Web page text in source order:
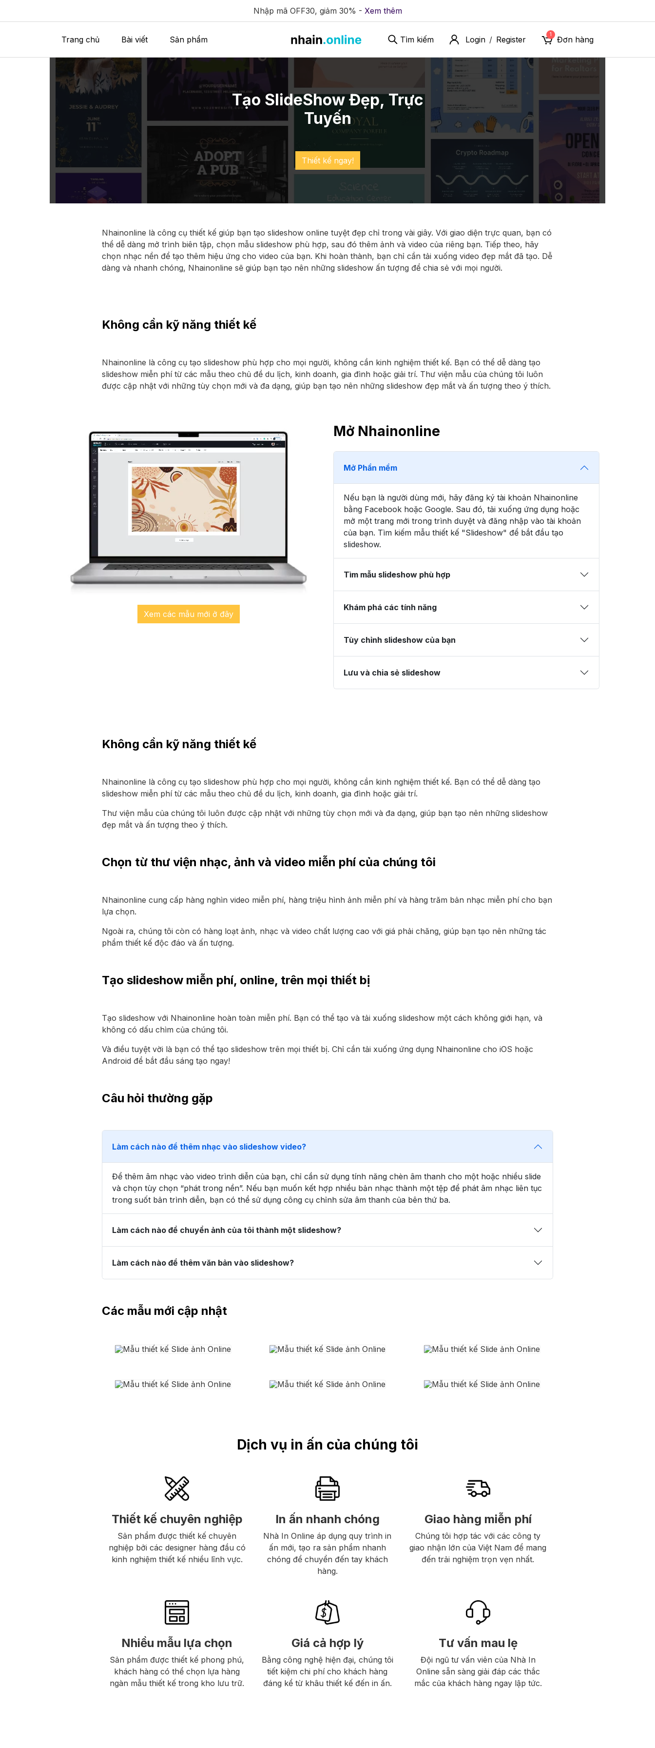
Nhập mã OFF30, giảm 30% - Xem thêm
Trang chủ Bài viết Sản phẩm Tìm kiếm Login / Register
1
Đơn hàng
Tạo SlideShow Đẹp, Trực
Tuyến
Thiết kế ngay!
Nhainonline là công cụ thiết kế giúp bạn tạo slideshow online tuyệt đẹp chỉ trong vài giây. Với giao diện trực quan, bạn có
thể dễ dàng mở trình biên tập, chọn mẫu slideshow phù hợp, sau đó thêm ảnh và video của riêng bạn. Tiếp theo, hãy
chọn nhạc nền để tạo thêm hiệu ứng cho video của bạn. Khi hoàn thành, bạn chỉ cần tải xuống video đẹp mắt đã tạo. Dễ
dàng và nhanh chóng, Nhainonline sẽ giúp bạn tạo nên những slideshow ấn tượng để chia sẻ với mọi người.
Không cần kỹ năng thiết kế
Nhainonline là công cụ tạo slideshow phù hợp cho mọi người, không cần kinh nghiệm thiết kế. Bạn có thể dễ dàng tạo
slideshow miễn phí từ các mẫu theo chủ đề du lịch, kinh doanh, gia đình hoặc giải trí. Thư viện mẫu của chúng tôi luôn
được cập nhật với những tùy chọn mới và đa dạng, giúp bạn tạo nên những slideshow đẹp mắt và ấn tượng theo ý thích.
Xem các mẫu mới ở đây
Mở Nhainonline
Mở Phần mềm
Nếu bạn là người dùng mới, hãy đăng ký tài khoản Nhainonline
bằng Facebook hoặc Google. Sau đó, tải xuống ứng dụng hoặc
mở một trang mới trong trình duyệt và đăng nhập vào tài khoản
của bạn. Tìm kiếm mẫu thiết kế "Slideshow" để bắt đầu tạo
slideshow.
Tìm mẫu slideshow phù hợp
Khám phá các tính năng
Tùy chỉnh slideshow của bạn
Lưu và chia sẻ slideshow
Không cần kỹ năng thiết kế
Nhainonline là công cụ tạo slideshow phù hợp cho mọi người, không cần kinh nghiệm thiết kế. Bạn có thể dễ dàng tạo
slideshow miễn phí từ các mẫu theo chủ đề du lịch, kinh doanh, gia đình hoặc giải trí.
Thư viện mẫu của chúng tôi luôn được cập nhật với những tùy chọn mới và đa dạng, giúp bạn tạo nên những slideshow
đẹp mắt và ấn tượng theo ý thích.
Chọn từ thư viện nhạc, ảnh và video miễn phí của chúng tôi
Nhainonline cung cấp hàng nghìn video miễn phí, hàng triệu hình ảnh miễn phí và hàng trăm bản nhạc miễn phí cho bạn
lựa chọn.
Ngoài ra, chúng tôi còn có hàng loạt ảnh, nhạc và video chất lượng cao với giá phải chăng, giúp bạn tạo nên những tác
phẩm thiết kế độc đáo và ấn tượng.
Tạo slideshow miễn phí, online, trên mọi thiết bị
Tạo slideshow với Nhainonline hoàn toàn miễn phí. Bạn có thể tạo và tải xuống slideshow một cách không giới hạn, và
không có dấu chìm của chúng tôi.
Và điều tuyệt vời là bạn có thể tạo slideshow trên mọi thiết bị. Chỉ cần tải xuống ứng dụng Nhainonline cho iOS hoặc
Android để bắt đầu sáng tạo ngay!
Câu hỏi thường gặp
Làm cách nào để thêm nhạc vào slideshow video?
Để thêm âm nhạc vào video trình diễn của bạn, chỉ cần sử dụng tính năng chèn âm thanh cho một hoặc nhiều slide
và chọn tùy chọn “phát trong nền”. Nếu bạn muốn kết hợp nhiều bản nhạc thành một tệp để phát âm nhạc liên tục
trong suốt bản trình diễn, bạn có thể sử dụng công cụ chỉnh sửa âm thanh của bên thứ ba.
Làm cách nào để chuyển ảnh của tôi thành một slideshow?
Làm cách nào để thêm văn bản vào slideshow?
Các mẫu mới cập nhật
Dịch vụ in ấn của chúng tôi
Thiết kế chuyên nghiệp
Sản phẩm được thiết kế chuyên
nghiệp bởi các designer hàng đầu có
kinh nghiệm thiết kế nhiều lĩnh vực.
In ấn nhanh chóng
Nhà In Online áp dụng quy trình in
ấn mới, tạo ra sản phẩm nhanh
chóng để chuyển đến tay khách
hàng.
Giao hàng miễn phí
Chúng tôi hợp tác với các công ty
giao nhận lớn của Việt Nam để mang
đến trải nghiệm trọn vẹn nhất.
Nhiều mẫu lựa chọn
Sản phẩm được thiết kế phong phú,
khách hàng có thể chọn lựa hàng
ngàn mẫu thiết kế trong kho lưu trữ.
Giá cả hợp lý
Bằng công nghệ hiện đại, chúng tôi
tiết kiệm chi phí cho khách hàng
đáng kể từ khâu thiết kế đến in ấn.
Tư vấn mau lẹ
Đội ngũ tư vấn viên của Nhà In
Online sẵn sàng giải đáp các thắc
mắc của khách hàng ngay lập tức.